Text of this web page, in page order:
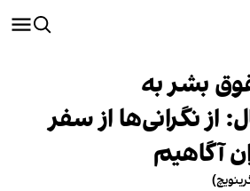
بشر به
از نگرانی‌ها از سفر
آگاهیم